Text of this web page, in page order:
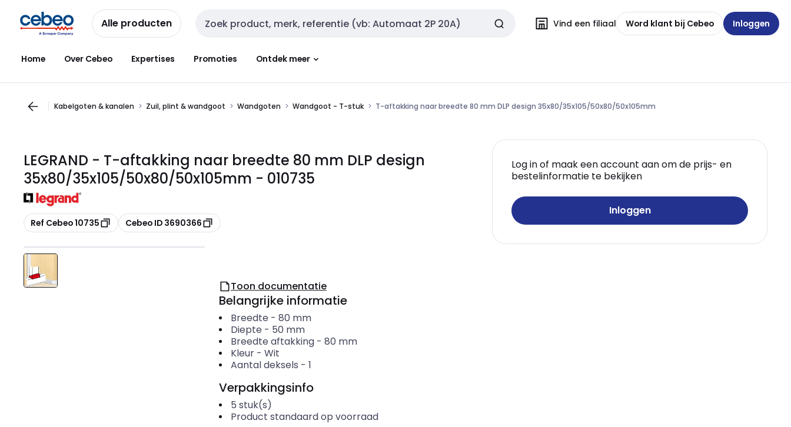
naar
navigatie
naar
inhoud
Alle producten Zoekveld invoer Vind een filiaal Word klant bij Cebeo Inloggen
Home Over Cebeo Expertises Promoties Ontdek meer
Kabelgoten & kanalen Zuil, plint & wandgoot Wandgoten Wandgoot - T-stuk T-aftakking naar breedte 80 mm DLP design 35x80/35x105/50x80/50x105mm
LEGRAND - T-aftakking naar breedte 80 mm DLP design
35x80/35x105/50x80/50x105mm - 010735
Kopiëren
Ref Cebeo 10735 Kopiëren
Cebeo ID 3690366
Log in of maak een account aan om de prijs- en
bestelinformatie te bekijken
Inloggen
Toon documentatie
Belangrijke informatie
Breedte - 80 mm
Diepte - 50 mm
Breedte aftakking- 80 mm
Kleur- Wit
Aantal deksels - 1
Verpakkingsinfo
5 stuk(s)
Product standaard op voorraad